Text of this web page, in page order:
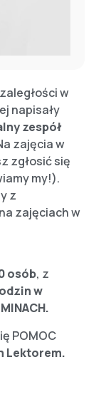
w
napisały
zespół
zajęcia w
zgłosić się
my!).
z
zajęciach w
osób, z
w
POMOC
Lektorem.